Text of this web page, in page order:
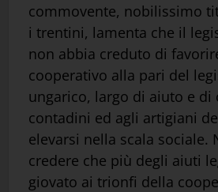
commovente, nobilissimo
i trentini, lamenta che il
non abbia creduto di
cooperativo alla pari del
ungarico, largo di aiuto e di
contadini ed agli artigiani
elevarsi nella scala sociale.
credere che più degli aiuti
giovato ai trionfi della